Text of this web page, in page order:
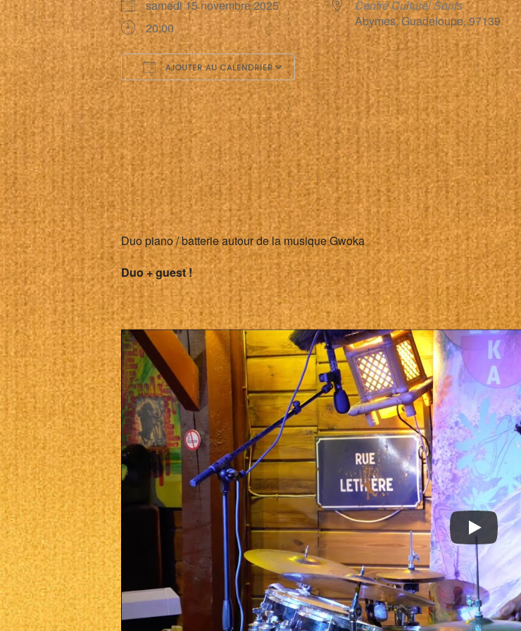
samedi 15 novembre 2025
20:00
AJOUTER AU CALENDRIER
Télécharger ICS Calendrier Google iCalendar
Centre Culturel Sonis
Abymes, Guadeloupe, 97139
Duo piano / batterie autour de la musique Gwoka
Duo + guest !